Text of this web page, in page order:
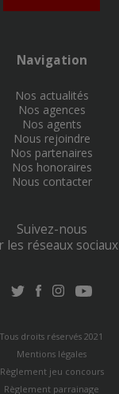
Navigation
Nos actualités
Nos agences
Nos agents
Nous rejoindre
Nos partenaires
Nos honoraires
Nous contacter
Suivez-nous
les réseaux sociaux
Tous droits réservés 2021
Mentions légales
Règlement jeu concours
Règlement parrainage